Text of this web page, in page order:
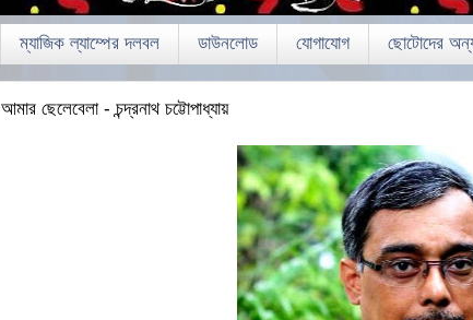
ম্যাজিক ল্যাম্পের দলবল ডাউনলোড যোগাযোগ ছোটোদের
আমার ছেলেবেলা - চন্দ্রনাথ চট্টোপাধ্যায়